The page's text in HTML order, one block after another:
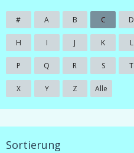
# A B C D
H I J K L
P Q R S T
X Y Z Alle
Sortierung